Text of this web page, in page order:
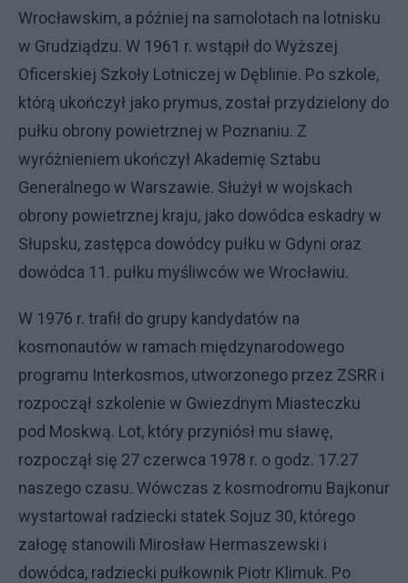
Wrocławskim, a później na samolotach na lotnisku
w Grudziądzu. W 1961 r. wstąpił do Wyższej
Oficerskiej Szkoły Lotniczej w Dęblinie. Po szkole,
którą ukończył jako prymus, został przydzielony do
pułku obrony powietrznej w Poznaniu. Z
wyróżnieniem ukończył Akademię Sztabu
Generalnego w Warszawie. Służył w wojskach
obrony powietrznej kraju, jako dowódca eskadry w
Słupsku, zastępca dowódcy pułku w Gdyni oraz
dowódca 11. pułku myśliwców we Wrocławiu.
W 1976 r. trafił do grupy kandydatów na
kosmonautów w ramach międzynarodowego
programu Interkosmos, utworzonego przez ZSRR i
rozpoczął szkolenie w Gwiezdnym Miasteczku
pod Moskwą. Lot, który przyniósł mu sławę,
rozpoczął się 27 czerwca 1978 r. o godz. 17.27
naszego czasu. Wówczas z kosmodromu Bajkonur
wystartował radziecki statek Sojuz 30, którego
załogę stanowili Mirosław Hermaszewski i
dowódca, radziecki pułkownik Piotr Klimuk. Po